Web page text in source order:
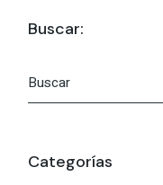
Buscar:
por:
Categorías